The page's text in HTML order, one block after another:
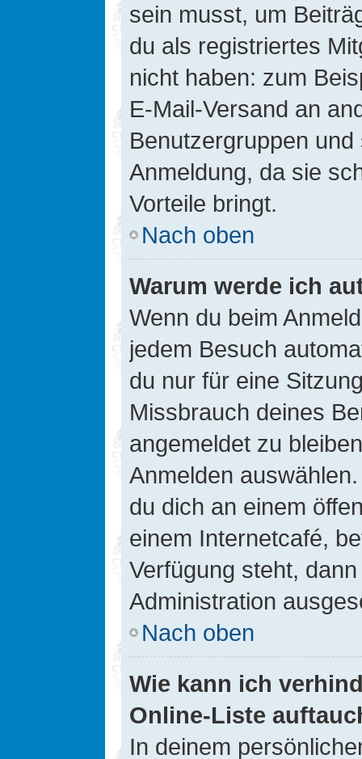
sein musst, um
du als registriertes
nicht haben: zum
E-Mail-Versand an
Benutzergruppen
Anmeldung, da sie
Vorteile bringt.
Nach oben
Warum werde ich
Wenn du beim
jedem Besuch
du nur für eine
Missbrauch deines
angemeldet zu
Anmelden
du dich an einem
einem Internetcafé,
Verfügung steht,
Administration
Nach oben
Wie kann ich
Online-Liste
In deinem